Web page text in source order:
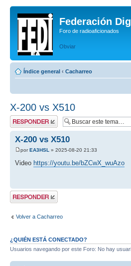
Federación
Foro de radioaficionados
Obviar
Índice general ‹ Cacharreo
X-200 vs X510
Publicar una
respuesta
X-200 vs X510
porEA3HSL » 2025-08-20 21:33
Video https://youtu.be/bZCwX_wuAzo
Publicar una
respuesta
Volver a Cacharreo
¿QUIÉN ESTÁ CONECTADO?
Usuarios navegando por este Foro: No hay